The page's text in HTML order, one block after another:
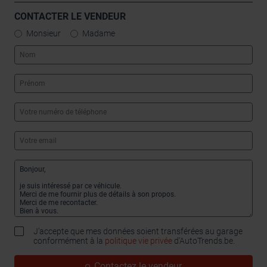
CONTACTER LE VENDEUR
Monsieur Madame
J'accepte que mes données soient transférées au garage
conformément à la politique vie privée d’AutoTrends.be.